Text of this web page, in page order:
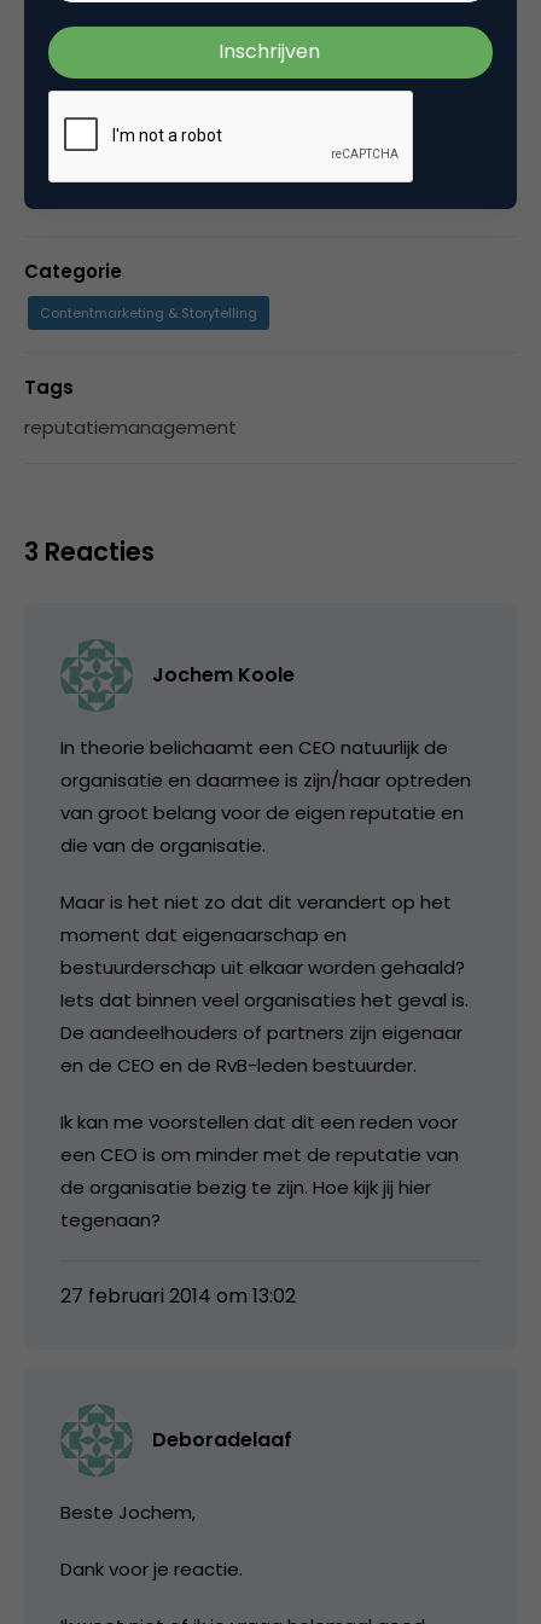
afdeling bij Aegon Nederland, mede
initiatiefneemster van de Social media club in
Den Haag en moeder van 3. Voor Aegon werkte
Debora oa bij Unilever en Sony.
Categorie
Contentmarketing & Storytelling
Tags
reputatiemanagement
3 Reacties
Jochem Koole
In theorie belichaamt een CEO natuurlijk de
organisatie en daarmee is zijn/haar optreden
van groot belang voor de eigen reputatie en
die van de organisatie.
Maar is het niet zo dat dit verandert op het
moment dat eigenaarschap en
bestuurderschap uit elkaar worden gehaald?
Iets dat binnen veel organisaties het geval is.
De aandeelhouders of partners zijn eigenaar
en de CEO en de RvB-leden bestuurder.
Ik kan me voorstellen dat dit een reden voor
een CEO is om minder met de reputatie van
de organisatie bezig te zijn. Hoe kijk jij hier
tegenaan?
27 februari 2014 om 13:02
Deboradelaaf
Beste Jochem,
Dank voor je reactie.